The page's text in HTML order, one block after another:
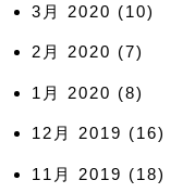
3月 2020 (10)
2月 2020 (7)
1月 2020 (8)
12月 2019 (16)
11月 2019 (18)